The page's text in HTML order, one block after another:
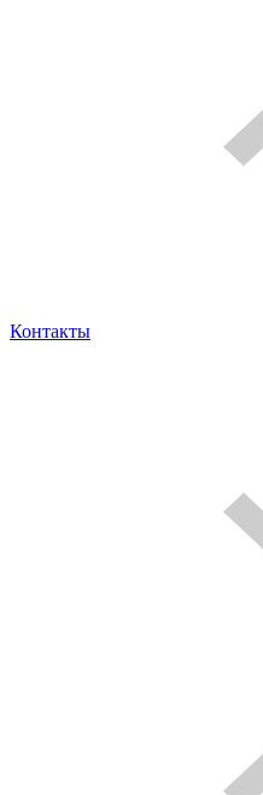
Контакты